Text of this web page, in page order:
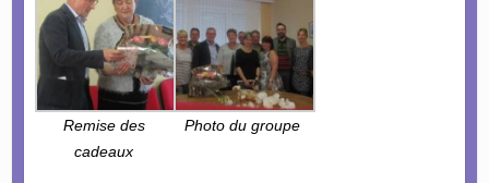
Remise des
cadeaux
Photo du groupe